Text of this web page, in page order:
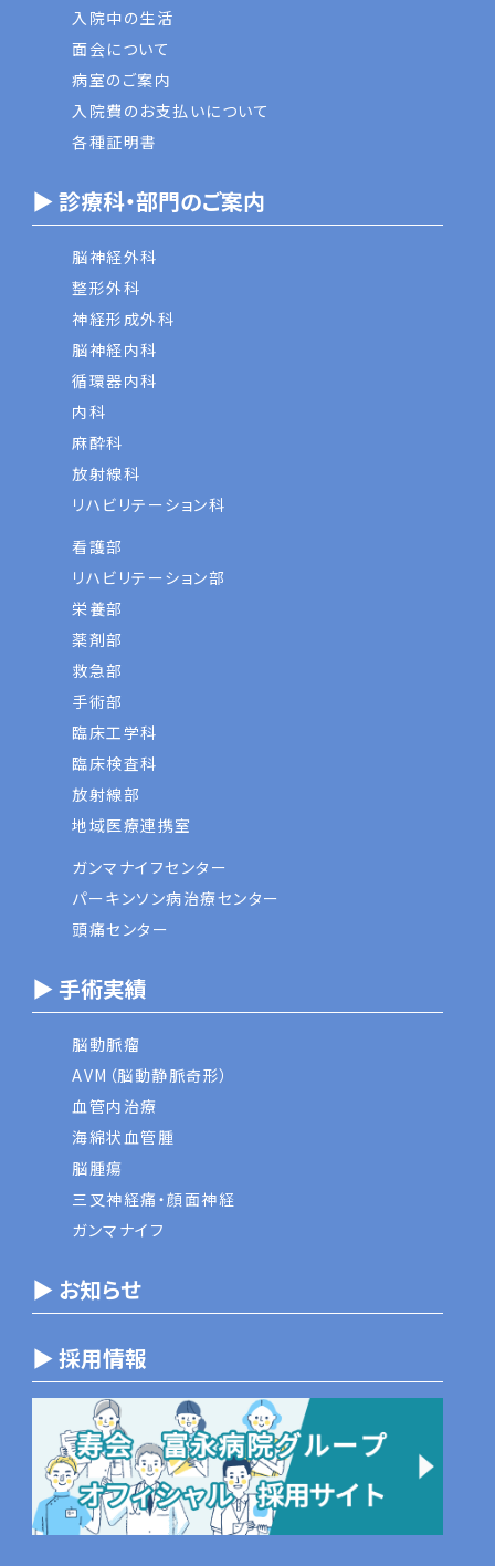
入院中の生活
面会について
病室のご案内
入院費のお支払いについて
各種証明書
▶ 診療科・部門のご案内
脳神経外科
整形外科
神経形成外科
脳神経内科
循環器内科
内科
麻酔科
放射線科
リハビリテーション科
看護部
リハビリテーション部
栄養部
薬剤部
救急部
手術部
臨床工学科
臨床検査科
放射線部
地域医療連携室
ガンマナイフセンター
パーキンソン病治療センター
頭痛センター
▶ 手術実績
脳動脈瘤
AVM（脳動静脈奇形）
血管内治療
海綿状血管腫
脳腫瘍
三叉神経痛・顔面神経
ガンマナイフ
▶ お知らせ
▶ 採用情報